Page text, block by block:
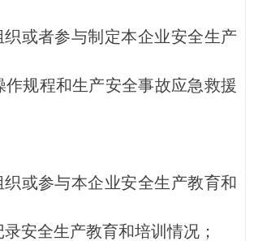
或者参与制定本企业安全生产
作规程和生产安全事故应急救援
或参与本企业安全生产教育和
安全生产教育和培训情况；